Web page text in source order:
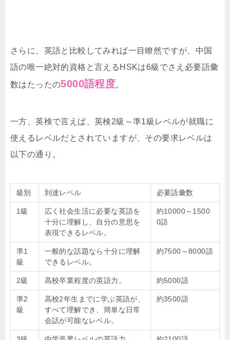
さらに、英語と比較してみれば一目瞭然ですが、中国
語の唯一絶対的資格と言えるHSKは6級でさえ必要語彙
数はたったの5000語程度。
一方、英検で言えば、英検2級～準1級レベルが就職に
使えるレベルだとされていますが、その要求レベルは
以下の通り。
級別 到達レベル 必要語彙数
1級
広く社会生活に必要な英語を
十分に理解し、自分の意思を
表現できるレベル。
約10000～ 1500
0語
準1
級
一般的な話題なら十分に理解
できるレベル。
約7500 ～8000語
2級 高校卒業程度の英語力。 約5000語
準2
級
高校2年生までに学ぶ英語が、
すべて理解でき、簡単な日常
会話が可能なレベル。
約3500語